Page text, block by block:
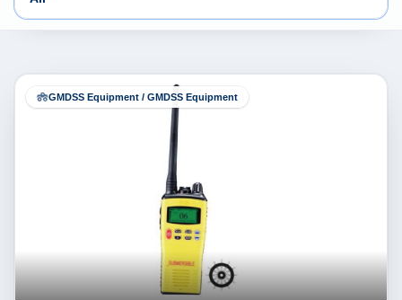
GMDSS Equipment / GMDSS Equipment